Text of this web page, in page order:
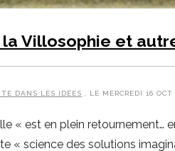
Villosophie et
DANS LES IDÉES , LE MERCREDI 16
« est en plein retournement…
« science des solutions